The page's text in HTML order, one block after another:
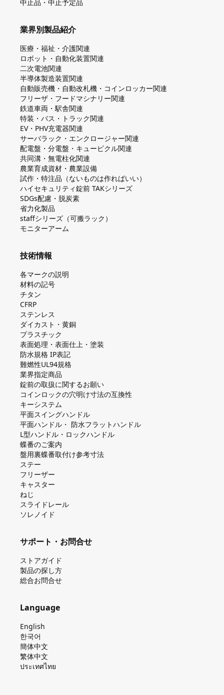
中止品・中止予定品
業界別製品紹介
医療・福祉・介護関連
ロボット・自動化装置関連
二次電池関連
半導体製造装置関連
自動販売機・自動改札機・コインロッカー関連
フリーザ・フードマシナリー関連
鉄道車両・駅舎関連
特装・バス・トラック関連
EV・PHV充電器関連
サーバラック・エンクロージャー関連
配電盤・分電盤・キュービクル関連
共同溝・無電柱化関連
農業育成資材・農業設備
試作・特注品（ないものは作ればいい）
ハイセキュリティ錠前 TAKシリーズ
SDGs配慮・脱炭素
省力化製品
staffシリーズ（可搬ラック）
モニターアーム
技術情報
各マークの説明
材料の記号
チタン
CFRP
ステンレス
ダイカスト・⻩銅
プラスチック
表面処理・表面仕上・塗装
防⽔規格 IP表記
難燃性UL94規格
業界指定商品
錠前の取扱に関するお願い
コインロックの⽳明け⼨法の互換性
キーシステム
平⾯スイングハンドル
平⾯ハンドル・ 防⽔フラットハンドル
L型ハンドル・ロックハンドル
蝶番のご案内
盤⽤裏蝶番取付け参考⼨法
ステー
フリーザー
キャスター
ねじ
スライドレール
ソレノイド
サポート・お問合せ
ストアガイド
製品の探し⽅
総合お問合せ
Language
English
한국어
簡体中文
繁体中文
ประเทศไทย